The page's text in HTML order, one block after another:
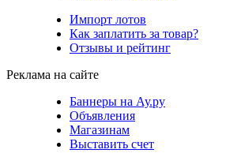
Импорт лотов
Как заплатить за товар?
Отзывы и рейтинг
Реклама на сайте
Баннеры на Ау.ру
Объявления
Магазинам
Выставить счет